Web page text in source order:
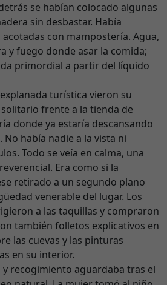
se habían colocado algunas
sin desbastar. Había
con mampostería. Agua,
y fuego donde asar la comida;
primordial a partir del líquido
turística vieron su
frente a la tienda de
donde ya estaría descansando
había nadie a la vista ni
Todo se veía en calma, una
Era como si la
retirado a un segundo plano
venerable del lugar. Los
a las taquillas y compraron
también folletos explicativos en
las cuevas y las pinturas
en su interior.
y recogimiento aguardaba tras el